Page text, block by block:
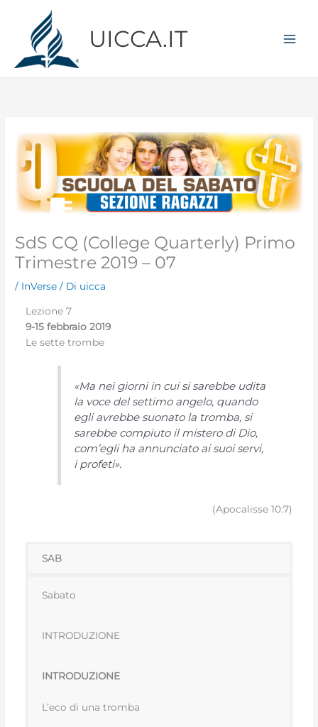
contenuto
UICCA.IT
SdS CQ (College Quarterly) Primo
Trimestre 2019 – 07
/ InVerse / Di uicca
Lezione 7
9-15 febbraio 2019
Le sette trombe
«Ma nei giorni in cui si sarebbe udita
la voce del settimo angelo, quando
egli avrebbe suonato la tromba, si
sarebbe compiuto il mistero di Dio,
com’egli ha annunciato ai suoi servi,
i profeti».
(Apocalisse 10:7)
SAB
Sabato
INTRODUZIONE
INTRODUZIONE
L’eco di una tromba